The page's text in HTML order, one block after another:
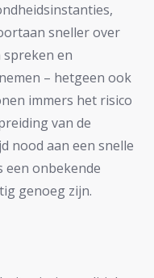
sneller over
spreken en
– hetgeen ook
immers het risico
van de
nood aan een snelle
een onbekende
genoeg zijn.